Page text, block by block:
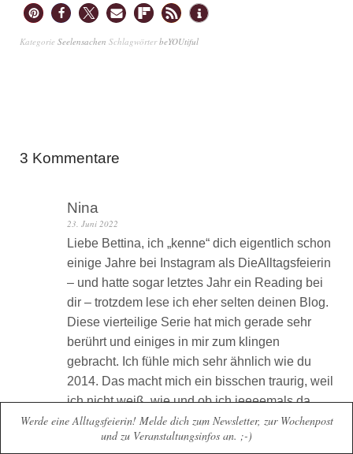
Kategorie Seelensachen SchlagwörterbeYOUtiful
3 Kommentare
Nina
23. Juni 2022
Liebe Bettina, ich „kenne“ dich eigentlich schon
einige Jahre bei Instagram als DieAlltagsfeierin
– und hatte sogar letztes Jahr ein Reading bei
dir – trotzdem lese ich eher selten deinen Blog.
Diese vierteilige Serie hat mich gerade sehr
berührt und einiges in mir zum klingen
gebracht. Ich fühle mich sehr ähnlich wie du
2014. Das macht mich ein bisschen traurig, weil
ich nicht weiß, wie und ob ich jeeeemals da
rauskomme… ich hab schon viel gemacht
(Reha, Trauerbewältigung, Therapie), aber es
Werde eine Alltagsfeierin! Melde dich zum Newsletter, zur Wochenpost
und zu Veranstaltungsinfos an. ;-)